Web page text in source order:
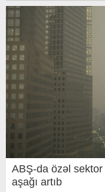
ABŞ-da özəl
aşağı artıb